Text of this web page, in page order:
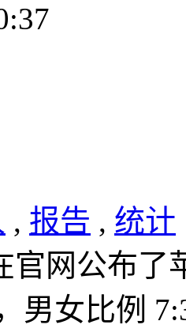
, 报告 , 统计
官网公布了
男女比例